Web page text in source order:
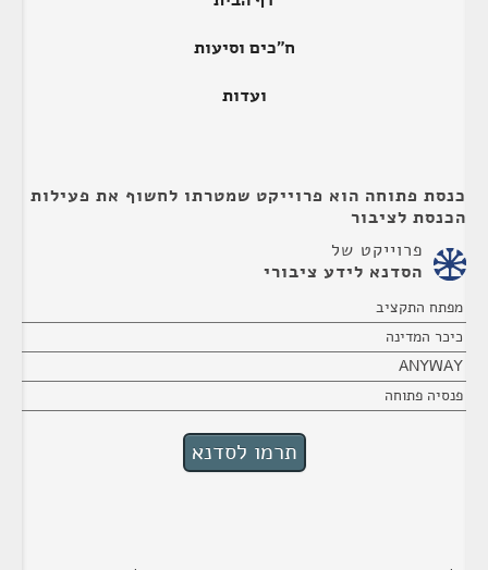
ח"כים וסיעות
ועדות
כנסת פתוחה הוא פרוייקט שמטרתו לחשוף את פעילות
הכנסת לציבור
פרוייקט של
הסדנא לידע ציבורי
מפתח התקציב
כיכר המדינה
ANYWAY
פנסיה פתוחה